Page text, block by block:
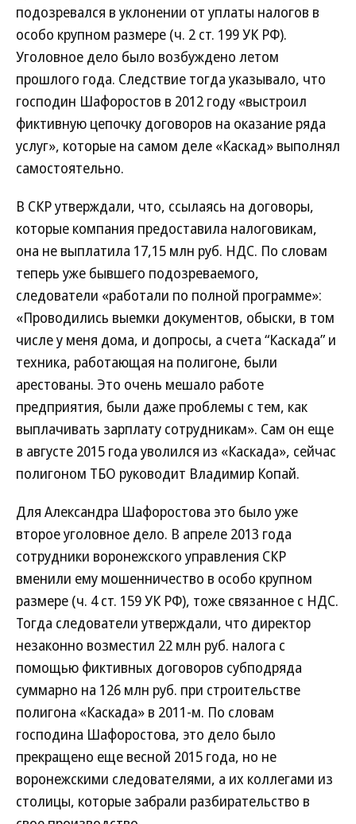
подозревался в уклонении от уплаты налогов в
особо крупном размере (ч. 2 ст. 199 УК РФ).
Уголовное дело было возбуждено летом
прошлого года. Следствие тогда указывало, что
господин Шафоростов в 2012 году «выстроил
фиктивную цепочку договоров на оказание ряда
услуг», которые на самом деле «Каскад» выполнял
самостоятельно.
В СКР утверждали, что, ссылаясь на договоры,
которые компания предоставила налоговикам,
она не выплатила 17,15 млн руб. НДС. По словам
теперь уже бывшего подозреваемого,
следователи «работали по полной программе»:
«Проводились выемки документов, обыски, в том
числе у меня дома, и допросы, а счета “Каскада” и
техника, работающая на полигоне, были
арестованы. Это очень мешало работе
предприятия, были даже проблемы с тем, как
выплачивать зарплату сотрудникам». Сам он еще
в августе 2015 года уволился из «Каскада», сейчас
полигоном ТБО руководит Владимир Копай.
Для Александра Шафоростова это было уже
второе уголовное дело. В апреле 2013 года
сотрудники воронежского управления СКР
вменили ему мошенничество в особо крупном
размере (ч. 4 ст. 159 УК РФ), тоже связанное с НДС.
Тогда следователи утверждали, что директор
незаконно возместил 22 млн руб. налога с
помощью фиктивных договоров субподряда
суммарно на 126 млн руб. при строительстве
полигона «Каскада» в 2011-м. По словам
господина Шафоростова, это дело было
прекращено еще весной 2015 года, но не
воронежскими следователями, а их коллегами из
столицы, которые забрали разбирательство в